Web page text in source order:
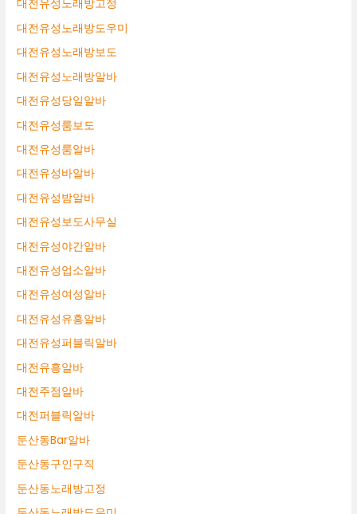
대전유성노래방고정
대전유성노래방도우미
대전유성노래방보도
대전유성노래방알바
대전유성당일알바
대전유성룸보도
대전유성룸알바
대전유성바알바
대전유성밤알바
대전유성보도사무실
대전유성야간알바
대전유성업소알바
대전유성여성알바
대전유성유흥알바
대전유성퍼블릭알바
대전유흥알바
대전주점알바
대전퍼블릭알바
둔산동Bar알바
둔산동구인구직
둔산동노래방고정